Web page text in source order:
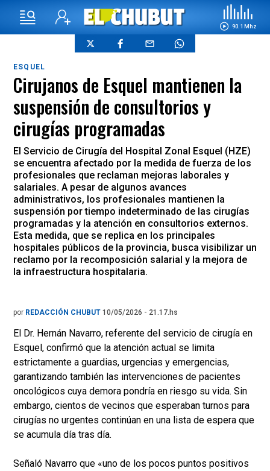
90.1 Mhz
ESQUEL
Cirujanos de Esquel mantienen la
suspensión de consultorios y
cirugías programadas
El Servicio de Cirugía del Hospital Zonal Esquel (HZE)
se encuentra afectado por la medida de fuerza de los
profesionales que reclaman mejoras laborales y
salariales. A pesar de algunos avances
administrativos, los profesionales mantienen la
suspensión por tiempo indeterminado de las cirugías
programadas y la atención en consultorios externos.
Esta medida, que se replica en los principales
hospitales públicos de la provincia, busca visibilizar un
reclamo por la recomposición salarial y la mejora de
la infraestructura hospitalaria.
por REDACCIÓN CHUBUT 10/05/2026 - 21.17.hs
El Dr. Hernán Navarro, referente del servicio de cirugía en
Esquel, confirmó que la atención actual se limita
estrictamente a guardias, urgencias y emergencias,
garantizando también las intervenciones de pacientes
oncológicos cuya demora pondría en riesgo su vida. Sin
embargo, cientos de vecinos que esperaban turnos para
cirugías no urgentes continúan en una lista de espera que
se acumula día tras día.
Señaló Navarro que «uno de los pocos puntos positivos